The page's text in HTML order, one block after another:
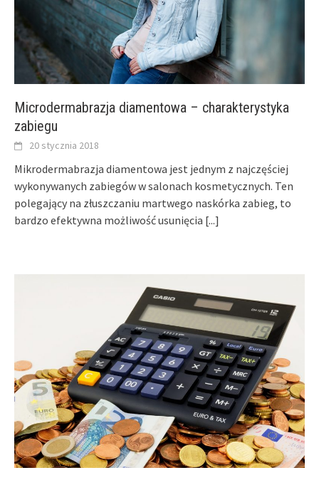
Microdermabrazja diamentowa – charakterystyka
zabiegu
20 stycznia 2018
Mikrodermabrazja diamentowa jest jednym z najczęściej
wykonywanych zabiegów w salonach kosmetycznych. Ten
polegający na złuszczaniu martwego naskórka zabieg, to
bardzo efektywna możliwość usunięcia [...]